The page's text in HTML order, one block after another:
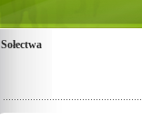
Sołectwa